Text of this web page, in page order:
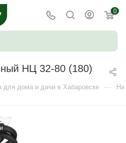
0
НЦ 32-80 (180)
для дома и дачи в Хабаровске —